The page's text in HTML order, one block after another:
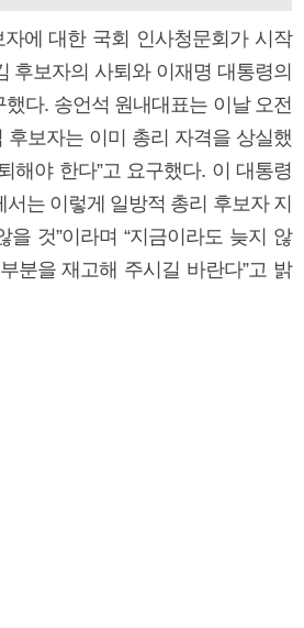
에 대한 국회 인사청문회가 시작
후보자의 사퇴와 이재명 대통령의
다. 송언석 원내대표는 이날 오전
후보자는 이미 총리 자격을 상실했
해야 한다”고 요구했다. 이 대통령
서는 이렇게 일방적 총리 후보자 지
을 것”이라며 “지금이라도 늦지 않
분을 재고해 주시길 바란다”고 밝